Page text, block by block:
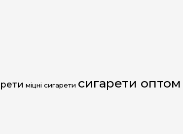
міцні сигарети сигарети оптом